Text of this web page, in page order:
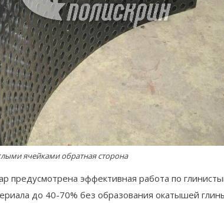
ячейками обратная сторона
предусмотрена эффективная работа по
до 40-70% без образования окатышей